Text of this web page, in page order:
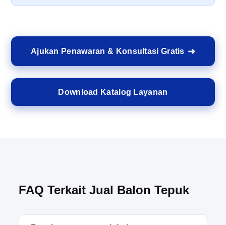
Ajukan Penawaran & Konsultasi Gratis
Download Katalog Layanan
FAQ Terkait Jual Balon Tepuk